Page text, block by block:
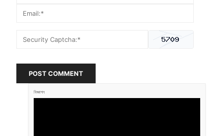
POST COMMENT
বিজ্ঞাপন